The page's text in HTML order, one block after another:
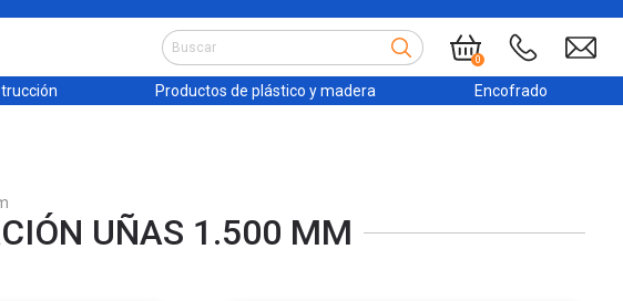
0
Productos de plástico y madera Encofrado
UÑAS 1.500 MM